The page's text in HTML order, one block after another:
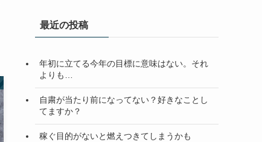
最近の投稿
年初に立てる今年の目標に意味はない。それ
よりも…
自粛が当たり前になってない？好きなことし
てますか？
稼ぐ目的がないと燃えつきてしまうかも